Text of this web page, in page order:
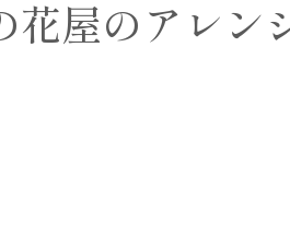
花屋のアレン